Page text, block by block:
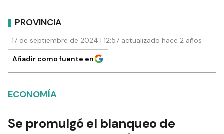
PROVINCIA
17 de septiembre de 2024 | 12:57 actualizado hace 2 años
Añadir como fuente en
ECONOMÍA
Se promulgó el blanqueo de